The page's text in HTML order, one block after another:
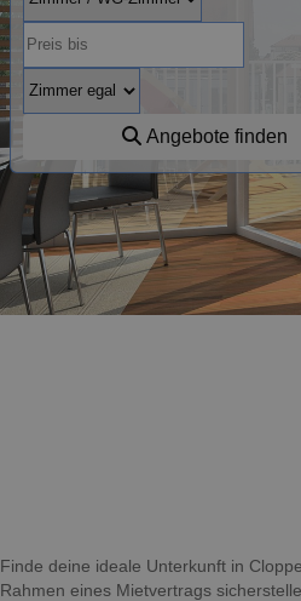
Angebote finden
Finde deine ideale Unterkunft in
Rahmen eines Mietvertrags